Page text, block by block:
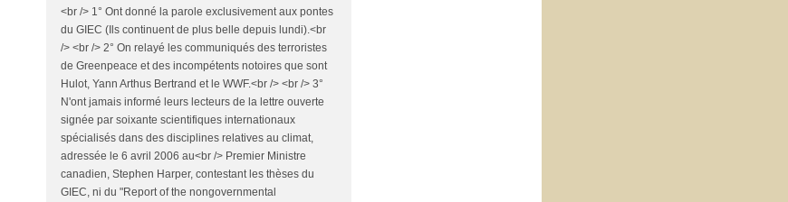
<br /> 1° Ont donné la parole exclusivement aux pontes
du GIEC (Ils continuent de plus belle depuis lundi).<br
/> <br /> 2° On relayé les communiqués des terroristes
de Greenpeace et des incompétents notoires que sont
Hulot, Yann Arthus Bertrand et le WWF.<br /> <br /> 3°
N'ont jamais informé leurs lecteurs de la lettre ouverte
signée par soixante scientifiques internationaux
spécialisés dans des disciplines relatives au climat,
adressée le 6 avril 2006 au<br /> Premier Ministre
canadien, Stephen Harper, contestant les thèses du
GIEC, ni du "Report of the nongovernmental